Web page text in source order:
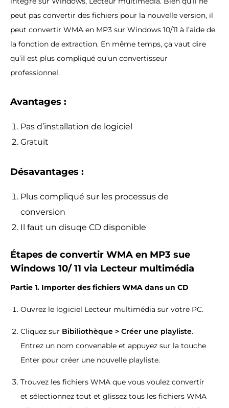
peut pas convertir des fichiers pour la nouvelle version, il
peut convertir WMA en MP3 sur Windows 10/11 à l’aide de
la fonction de extraction. En même temps, ça vaut dire
qu’il est plus compliqué qu’un convertisseur
professionnel.
Avantages :
Pas d’installation de logiciel
Gratuit
Désavantages :
Plus compliqué sur les processus de
conversion
Il faut un disuqe CD disponible
Étapes de convertir WMA en MP3 sue
Windows 10/ 11 via Lecteur multimédia
Partie 1. Importer des fichiers WMA dans un CD
Ouvrez le logiciel Lecteur multimédia sur votre PC.
Cliquez sur Bibiliothèque > Créer une playliste.
Entrez un nom convenable et appuyez sur la touche
Enter pour créer une nouvelle playliste.
Trouvez les fichiers WMA que vous voulez convertir
et sélectionnez tout et glissez tous les fichiers WMA